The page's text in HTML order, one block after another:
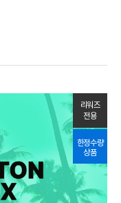
리워즈
전용
한정수량
상품